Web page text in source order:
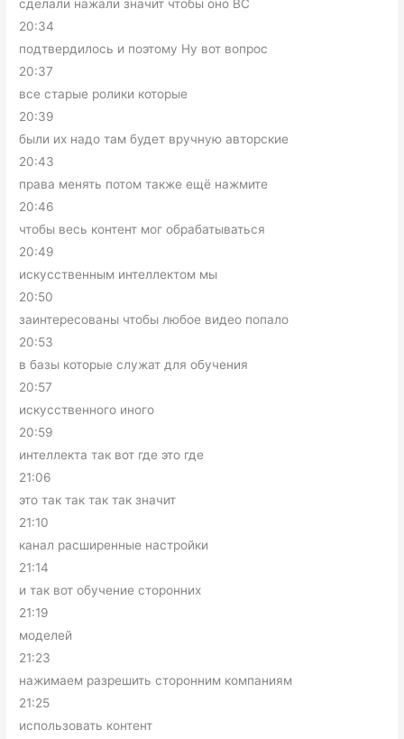
сделали нажали значит чтобы оно ВС
20:34
подтвердилось и поэтому Ну вот вопрос
20:37
все старые ролики которые
20:39
были их надо там будет вручную авторские
20:43
права менять потом также ещё нажмите
20:46
чтобы весь контент мог обрабатываться
20:49
искусственным интеллектом мы
20:50
заинтересованы чтобы любое видео попало
20:53
в базы которые служат для обучения
20:57
искусственного иного
20:59
интеллекта так вот где это где
21:06
это так так так так значит
21:10
канал расширенные настройки
21:14
и так вот обучение сторонних
21:19
моделей
21:23
нажимаем разрешить сторонним компаниям
21:25
использовать контент